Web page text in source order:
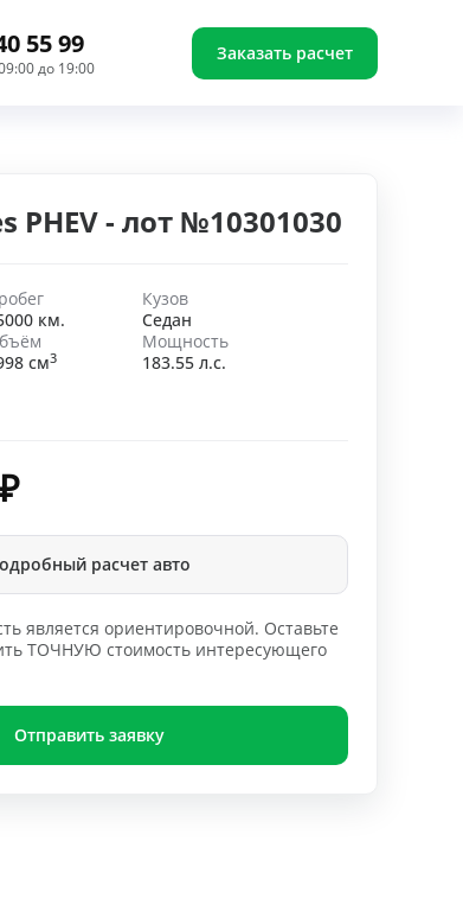
55 99
до 19:00
Заказать расчет
PHEV - лот №10301030
км.
Кузов
Седан
см3
Мощность
183.55 л.с.
₽
расчет авто
является ориентировочной. Оставьте
ТОЧНУЮ стоимость интересующего
Отправить заявку